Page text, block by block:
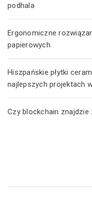
podhala
Ergonomiczne
papierowych
Hiszpańskie płytki
najlepszych projektach
Czy blockchain